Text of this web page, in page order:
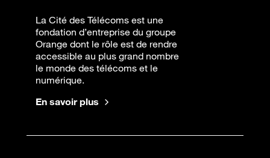
La Cité des Télécoms est une
fondation d’entreprise du groupe
Orange dont le rôle est de rendre
accessible au plus grand nombre
le monde des télécoms et le
numérique.
En savoir plus